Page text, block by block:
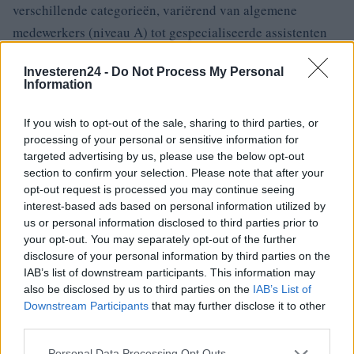
Investeren24 - Do Not Process My Personal
Information
If you wish to opt-out of the sale, sharing to third parties, or
processing of your personal or sensitive information for
targeted advertising by us, please use the below opt-out
section to confirm your selection. Please note that after your
opt-out request is processed you may continue seeing
interest-based ads based on personal information utilized by
us or personal information disclosed to third parties prior to
your opt-out. You may separately opt-out of the further
disclosure of your personal information by third parties on the
IAB’s list of downstream participants. This information may
also be disclosed by us to third parties on the IAB’s List of
Downstream Participants that may further disclose it to other
Please note that this website/app uses one or more Google
verschillende categorieën, variërend van algemene
medewerkers (niveau A) tot gespecialiseerde assistenten
(niveau DS), die elk verschillende taken en salarissen
hebben. Een werknemer op BS-niveau, zoals een assistent
weekloon van ongeveer 200 euro voor 25 uur werk
Huishoudelijk werk wordt beheerst door nauwkeurige
voorschriften die zowel werknemers als werkgevers
beschermen. Om boetes te vermijden en een eerlijke
arbeidsrelatie te garanderen, is het essentieel om de
contractuele regels te respecteren, bijdragen te betalen en
de tewerkstelling naar behoren te formaliseren